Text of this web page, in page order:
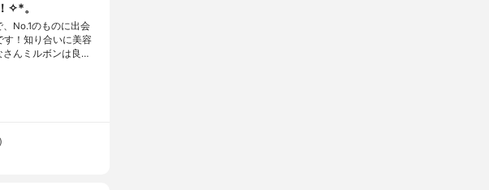
✧︎*。
No.1のものに出会
す！知り合いに美容
さんミルボンは良…